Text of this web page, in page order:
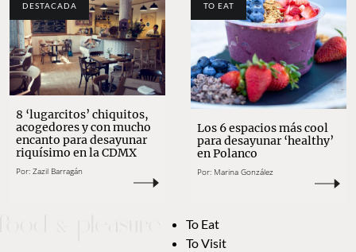
DESTACADA
8 ‘lugarcitos’ chiquitos,
acogedores y con mucho
encanto para desayunar
riquísimo en la CDMX
Por: Zazil Barragán
TO EAT
Los 6 espacios más cool
para desayunar ‘healthy’
en Polanco
Por: Marina González
To Eat
To Visit